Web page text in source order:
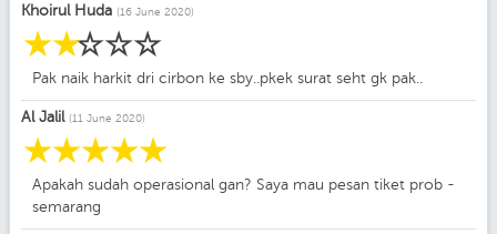
Khoirul Huda (16 June 2020)
☆
☆
☆
☆
☆
Pak naik harkit dri cirbon ke sby..pkek surat seht gk pak..
Al Jalil (11 June 2020)
☆
☆
☆
☆
☆
Apakah sudah operasional gan? Saya mau pesan tiket prob -
semarang